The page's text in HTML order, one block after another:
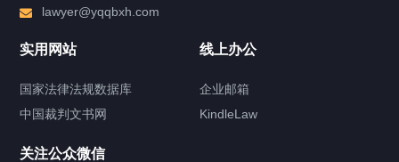
基金债发行和运营法律服务项目
近期评论
您尚未收到任何评论。
lawyer@yqqbxh.com
实用网站
国家法律法规数据库
中国裁判文书网
线上办公
企业邮箱
KindleLaw
关注公众微信